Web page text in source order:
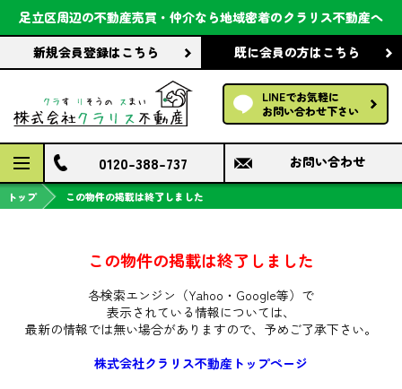
足立区周辺の不動産売買・仲介なら地域密着のクラリス不動産へ
新規会員登録はこちら 既に会員の方はこちら
LINEでお気軽に
お問い合わせ下さい
会社案内
前回の履歴で探す
保存した条件で探す
検討中の物件
0120-388-737 お問い合わせ
トップ この物件の掲載は終了しました
この物件の掲載は終了しました
各検索エンジン（Yahoo・Google等）で
表示されている情報については、
最新の情報では無い場合がありますので、 予めご了承下さい。
株式会社クラリス不動産トップページ